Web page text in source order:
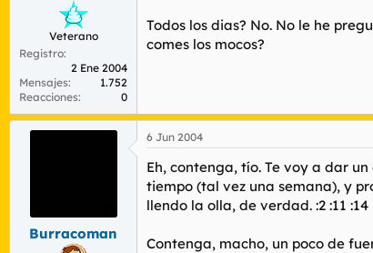
Veterano
Registro
2 Ene 2004
Mensajes
1.752
Reacciones
0
Todos los dias? No. No le he
comes los mocos?
Burracoman
6 Jun 2004
Eh, contenga, tío. Te voy a dar
tiempo (tal vez una semana), y
llendo la olla, de verdad. :2 :11 :14
Contenga, macho, un poco de